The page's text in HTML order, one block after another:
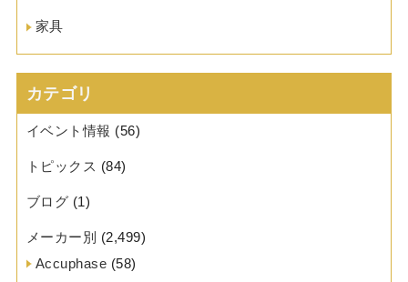
家具
カテゴリ
イベント情報 (56)
トピックス (84)
ブログ (1)
メーカー別 (2,499)
Accuphase (58)